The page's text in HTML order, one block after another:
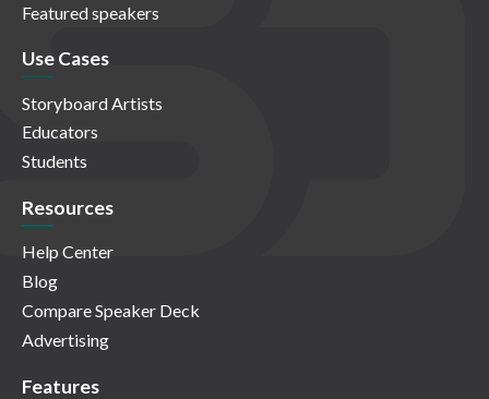
Featured speakers
Use Cases
Storyboard Artists
Educators
Students
Resources
Help Center
Blog
Compare Speaker Deck
Advertising
Features